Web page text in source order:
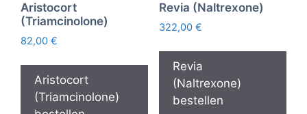
Aristocort
(Triamcinolone)
82,00 €
Aristocort
(Triamcinolone)
Revia (Naltrexone)
322,00 €
Revia
(Naltrexone)
bestellen